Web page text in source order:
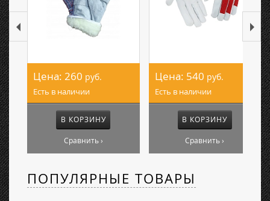
Цена: 260 руб.
Есть в наличии
В КОРЗИНУ
Сравнить ›
Цена: 540 руб.
Есть в наличии
В КОРЗИНУ
Сравнить ›
ПОПУЛЯРНЫЕ ТОВАРЫ